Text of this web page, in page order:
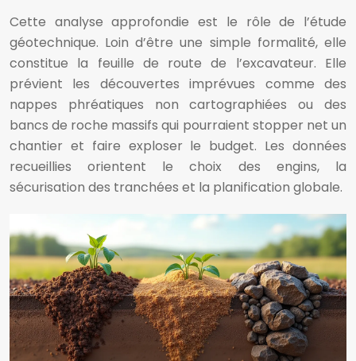
Cette analyse approfondie est le rôle de l’étude
géotechnique. Loin d’être une simple formalité, elle
constitue la feuille de route de l’excavateur. Elle
prévient les découvertes imprévues comme des
nappes phréatiques non cartographiées ou des
bancs de roche massifs qui pourraient stopper net un
chantier et faire exploser le budget. Les données
recueillies orientent le choix des engins, la
sécurisation des tranchées et la planification globale.